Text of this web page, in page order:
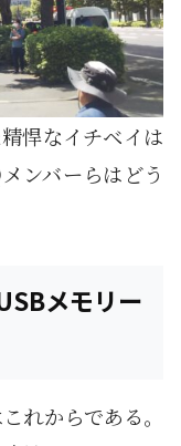
悍なイチベイは
ンバーらはどう
メモリー
れからである。